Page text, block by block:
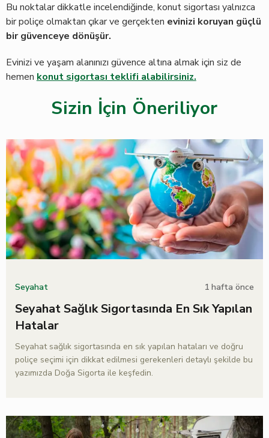
Bu noktalar dikkatle incelendiğinde, konut sigortası yalnızca
bir poliçe olmaktan çıkar ve gerçekten evinizi koruyan güçlü
bir güvenceye dönüşür.
Evinizi ve yaşam alanınızı güvence altına almak için siz de
hemen konut sigortası teklifi alabilirsiniz.
Sizin İçin Öneriliyor
Seyahat 1 hafta önce
Seyahat Sağlık Sigortasında En Sık Yapılan
Hatalar
Seyahat sağlık sigortasında en sık yapılan hataları ve doğru
poliçe seçimi için dikkat edilmesi gerekenleri detaylı şekilde bu
yazımızda Doğa Sigorta ile keşfedin.